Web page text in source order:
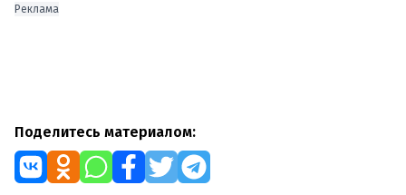
Реклама
Поделитесь материалом: